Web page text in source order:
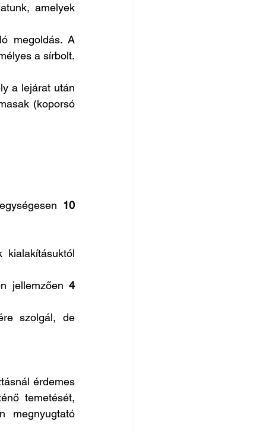
amelyek
megoldás. A
a sírbolt.
a lejárat után
(koporsó
10
jellemzően 4
szolgál, de
érdemes
temetését,
megnyugtató